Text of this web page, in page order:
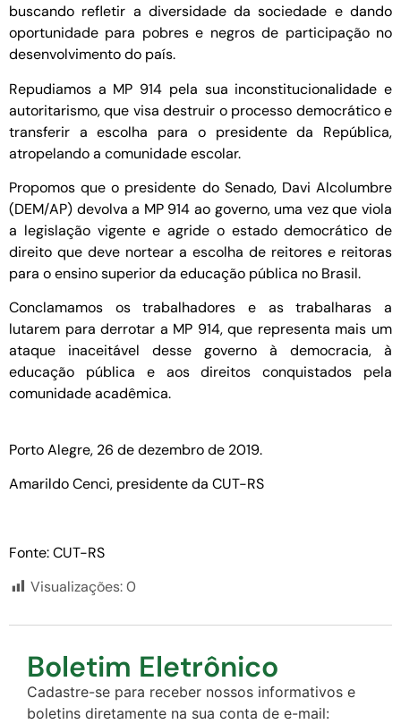
buscando refletir a diversidade da sociedade e dando
oportunidade para pobres e negros de participação no
desenvolvimento do país.
Repudiamos a MP 914 pela sua inconstitucionalidade e
autoritarismo, que visa destruir o processo democrático e
transferir a escolha para o presidente da República,
atropelando a comunidade escolar.
Propomos que o presidente do Senado, Davi Alcolumbre
(DEM/AP) devolva a MP 914 ao governo, uma vez que viola
a legislação vigente e agride o estado democrático de
direito que deve nortear a escolha de reitores e reitoras
para o ensino superior da educação pública no Brasil.
Conclamamos os trabalhadores e as trabalharas a
lutarem para derrotar a MP 914, que representa mais um
ataque inaceitável desse governo à democracia, à
educação pública e aos direitos conquistados pela
comunidade acadêmica.
Porto Alegre, 26 de dezembro de 2019.
Amarildo Cenci, presidente da CUT-RS
Fonte: CUT-RS
Visualizações:0
Boletim Eletrônico
Cadastre-se para receber nossos informativos e
boletins diretamente na sua conta de e-mail: